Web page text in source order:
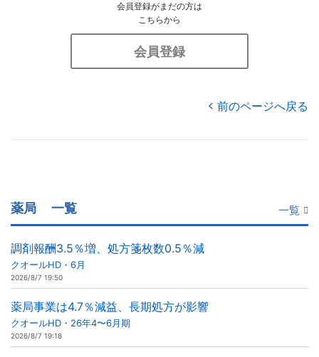
会員登録がまだの方は
こちらから
会員登録
前のページへ戻る
薬局 一覧 一覧
調剤報酬3.5％増、処方箋枚数0.5％減
クオールHD・6月
2026/8/7 19:50
薬局事業は4.7％減益、長期処方が影響
クオールHD・26年4〜6月期
2026/8/7 19:18